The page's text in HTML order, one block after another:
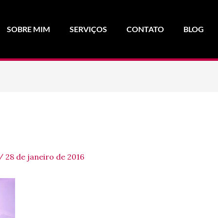
SOBRE MIM SERVIÇOS CONTATO BLOG
/ 28 de janeiro de 2016